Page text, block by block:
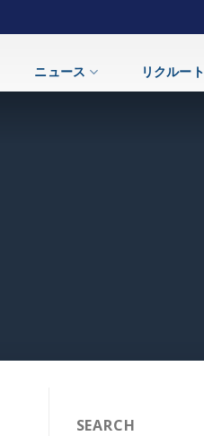
ニュース リクルート
SEARCH